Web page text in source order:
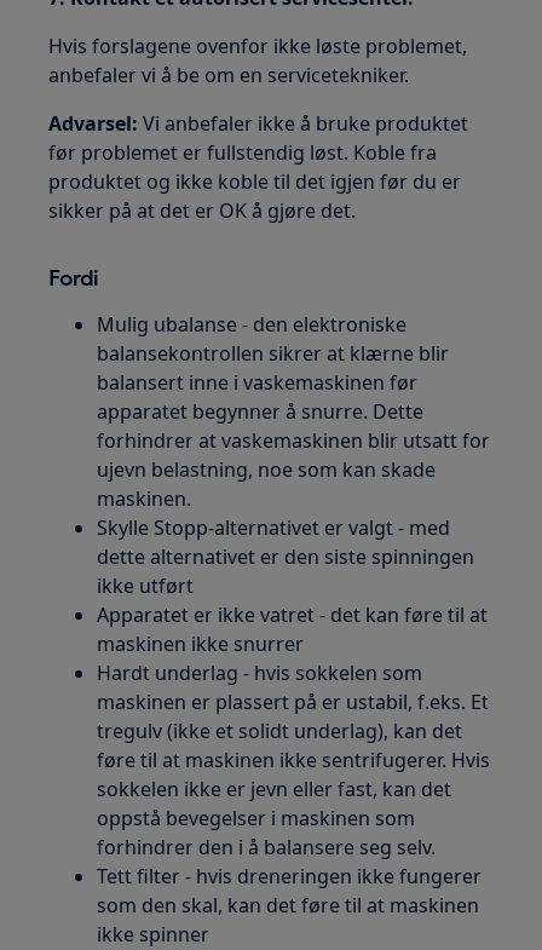
Hvis forslagene ovenfor ikke løste problemet,
anbefaler vi å be om en servicetekniker.
Advarsel: Vi anbefaler ikke å bruke produktet
før problemet er fullstendig løst. Koble fra
produktet og ikke koble til det igjen før du er
sikker på at det er OK å gjøre det.
Fordi
Mulig ubalanse - den elektroniske
balansekontrollen sikrer at klærne blir
balansert inne i vaskemaskinen før
apparatet begynner å snurre. Dette
forhindrer at vaskemaskinen blir utsatt for
ujevn belastning, noe som kan skade
maskinen.
Skylle Stopp-alternativet er valgt - med
dette alternativet er den siste spinningen
ikke utført
Apparatet er ikke vatret - det kan føre til at
maskinen ikke snurrer
Hardt underlag - hvis sokkelen som
maskinen er plassert på er ustabil, f.eks. Et
tregulv (ikke et solidt underlag), kan det
føre til at maskinen ikke sentrifugerer. Hvis
sokkelen ikke er jevn eller fast, kan det
oppstå bevegelser i maskinen som
forhindrer den i å balansere seg selv.
Tett filter - hvis dreneringen ikke fungerer
som den skal, kan det føre til at maskinen
ikke spinner